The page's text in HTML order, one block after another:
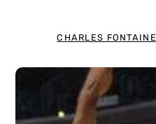
CHARLES FONTAINE